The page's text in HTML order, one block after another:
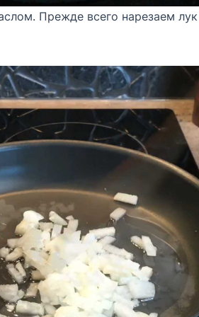
Прежде всего нарезаем